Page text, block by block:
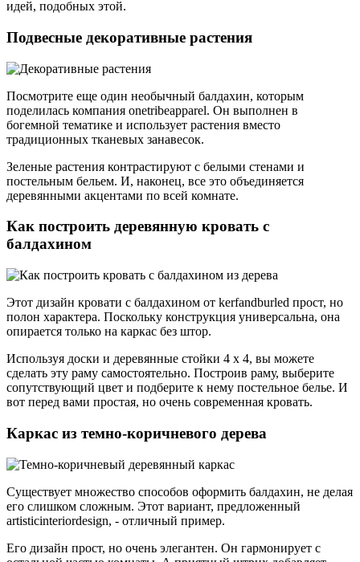
идей, подобных этой.
Подвесные декоративные растения
Посмотрите еще один необычный балдахин, которым
поделилась компания onetribeapparel. Он выполнен в
богемной тематике и использует растения вместо
традиционных тканевых занавесок.
Зеленые растения контрастируют с белыми стенами и
постельным бельем. И, наконец, все это объединяется
деревянными акцентами по всей комнате.
Как построить деревянную кровать с
балдахином
Этот дизайн кровати с балдахином от kerfandburled прост, но
полон характера. Поскольку конструкция универсальна, она
опирается только на каркас без штор.
Используя доски и деревянные стойки 4 x 4, вы можете
сделать эту раму самостоятельно. Построив раму, выберите
сопутствующий цвет и подберите к нему постельное белье. И
вот перед вами простая, но очень современная кровать.
Каркас из темно-коричневого дерева
Существует множество способов оформить балдахин, не делая
его слишком сложным. Этот вариант, предложенный
artisticinteriordesign, - отличный пример.
Его дизайн прост, но очень элегантен. Он гармонирует с